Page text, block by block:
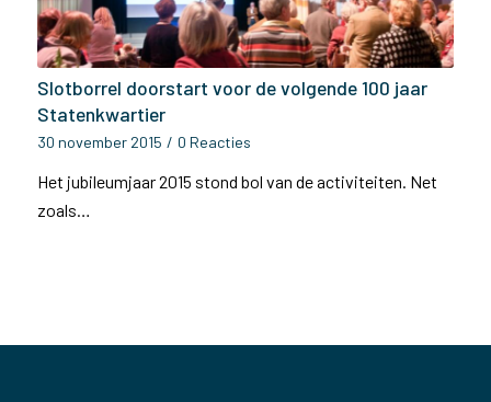
Slotborrel doorstart voor de volgende 100 jaar
Statenkwartier
30 november 2015 / 0 Reacties
Het jubileumjaar 2015 stond bol van de activiteiten. Net
zoals…